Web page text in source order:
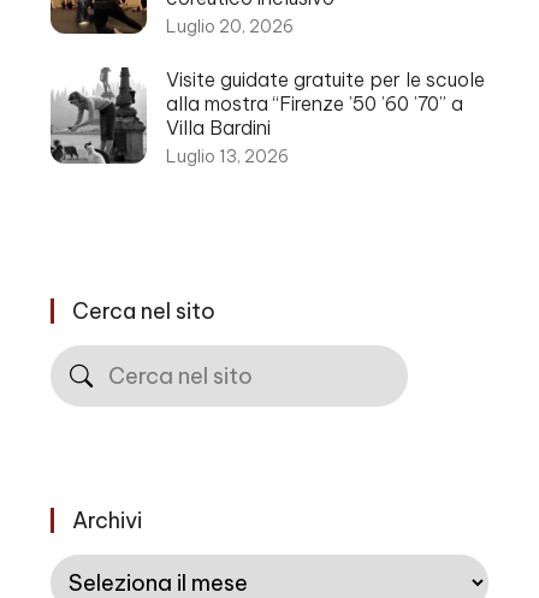
Luglio 20, 2026
Visite guidate gratuite per le scuole
alla mostra “Firenze ’50 ’60 ’70” a
Villa Bardini
Luglio 13, 2026
Cerca nel sito
Cerca
Archivi
Archivi